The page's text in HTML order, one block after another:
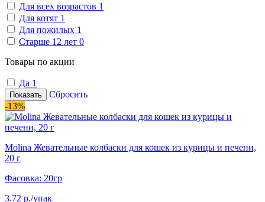
Для всех возрастов 1
Для котят 1
Для пожилых 1
Старше 12 лет 0
Товары по акции
Да 1
Показать
Сбросить
-13%
Molina Жевательные колбаски для кошек из курицы и печени,
20 г
Фасовка: 20гр
3.72 р./упак